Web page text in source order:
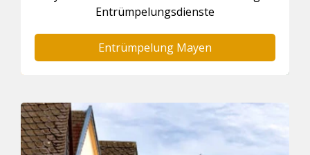
Entrümpelungsdienste
Entrümpelung Mayen